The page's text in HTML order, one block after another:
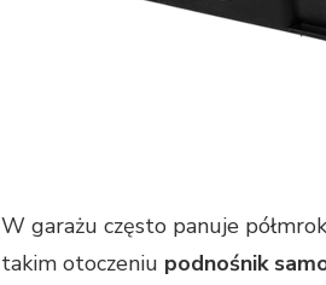
W garażu często panuje
takim otoczeniu podnośnik